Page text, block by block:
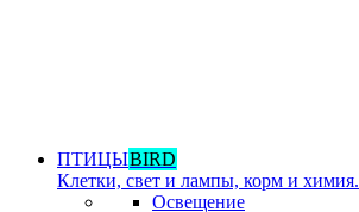
ПТИЦЫBIRD
Клетки, свет и лампы, корм и химия.
Освещение